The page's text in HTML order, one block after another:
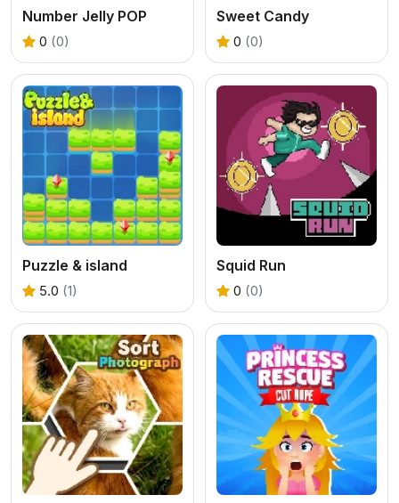
Number Jelly POP
0 (0)
Sweet Candy
0 (0)
Puzzle & island
5.0 (1)
Squid Run
0 (0)